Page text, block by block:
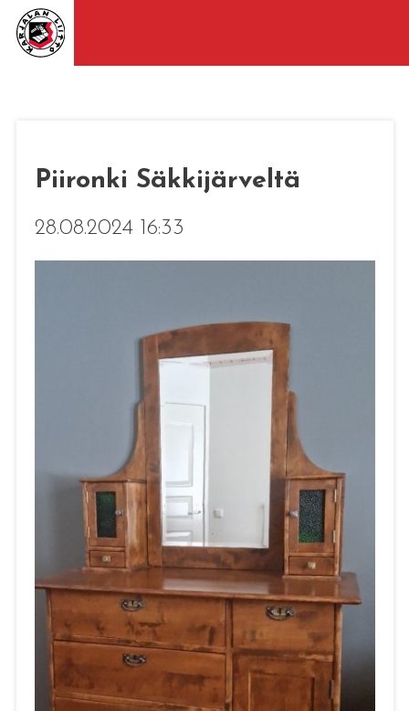
Piironki Säkkijärveltä
28.08.2024 16:33